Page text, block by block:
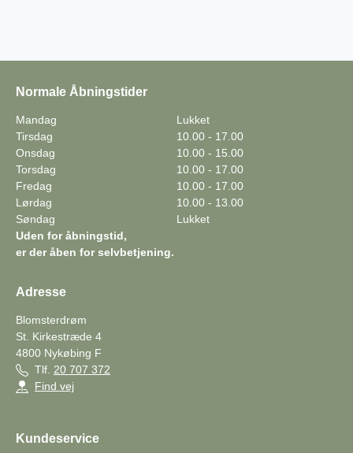
Normale Åbningstider
Mandag
Lukket
Tirsdag
10.00 - 17.00
Onsdag
10.00 - 15.00
Torsdag
10.00 - 17.00
Fredag
10.00 - 17.00
Lørdag
10.00 - 13.00
Søndag
Lukket
Uden for åbningstid,
er der åben for selvbetjening.
Adresse
Blomsterdrøm
St. Kirkestræde 4
4800 Nykøbing F
Tlf. 20 707 372
Find vej
Kundeservice